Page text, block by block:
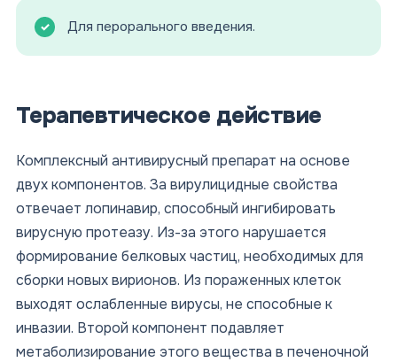
Для перорального введения.
Терапевтическое действие
Комплексный антивирусный препарат на основе
двух компонентов. За вирулицидные свойства
отвечает лопинавир, способный ингибировать
вирусную протеазу. Из-за этого нарушается
формирование белковых частиц, необходимых для
сборки новых вирионов. Из пораженных клеток
выходят ослабленные вирусы, не способные к
инвазии. Второй компонент подавляет
метаболизирование этого вещества в печеночной